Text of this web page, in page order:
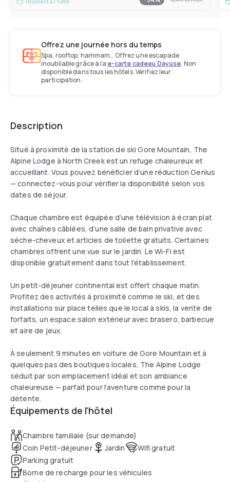
Offrez une journée hors du temps
Spa, rooftop, hammam… Offrez une escapade
inoubliable grâce à la e-carte cadeau Dayuse. Non
disponible dans tous les hôtels. Vérifiez leur
participation.
Description
Situé à proximité de la station de ski Gore Mountain, The
Alpine Lodge à North Creek est un refuge chaleureux et
accueillant. Vous pouvez bénéficier d’une réduction Genius
— connectez-vous pour vérifier la disponibilité selon vos
dates de séjour.
Chaque chambre est équipée d’une télévision à écran plat
avec chaînes câblées, d’une salle de bain privative avec
sèche-cheveux et articles de toilette gratuits. Certaines
chambres offrent une vue sur le jardin. Le Wi-Fi est
disponible gratuitement dans tout l’établissement.
Un petit-déjeuner continental est offert chaque matin.
Profitez des activités à proximité comme le ski, et des
installations sur place telles que le local à skis, la vente de
forfaits, un espace salon extérieur avec brasero, barbecue
et aire de jeux.
À seulement 9 minutes en voiture de Gore Mountain et à
quelques pas des boutiques locales, The Alpine Lodge
séduit par son emplacement idéal et son ambiance
chaleureuse — parfait pour l’aventure comme pour la
détente.
Équipements de l'hôtel
Chambre familiale (sur demande)
Coin Petit-déjeuner
Jardin
Wifi gratuit
Parking gratuit
Borne de recharge pour les véhicules